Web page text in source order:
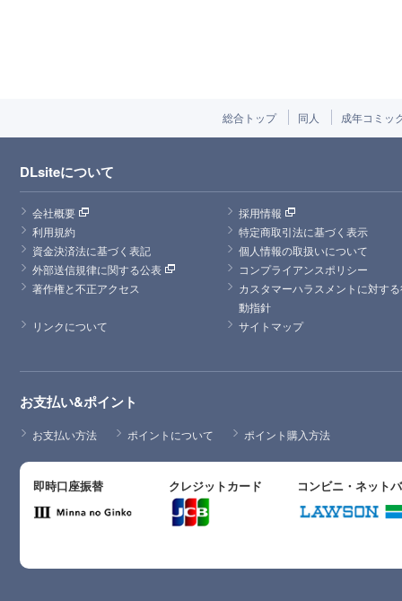
総合トップ 同人 成年コミッ
DLsiteについて
会社概要
採用情報
利用規約
特定商取引法に基づく表示
資金決済法に基づく表記
個人情報の取扱いについて
外部送信規律に関する公表
コンプライアンスポリシー
著作権と不正アクセス
カスタマーハラスメントに対す
動指針
リンクについて
サイトマップ
お支払い&ポイント
お支払い方法 ポイントについて ポイント購入方法
即時口座振替 クレジットカード コンビニ・ネット